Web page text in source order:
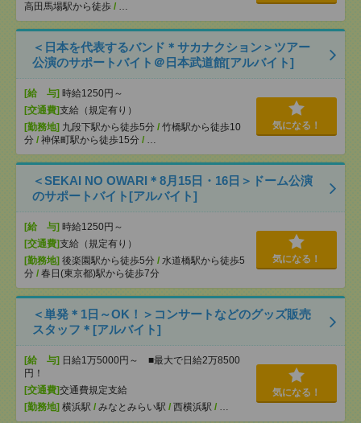
高田馬場駅から徒歩 / …
＜日本を代表するバンド＊サカナクション＞ツアー
公演のサポートバイト＠日本武道館[アルバイト]
[給 与] 時給1250円～
[交通費]支給（規定有り）
[勤務地] 九段下駅から徒歩5分 / 竹橋駅から徒歩10
分 / 神保町駅から徒歩15分 / …
気になる！
＜SEKAI NO OWARI＊8月15日・16日＞ドーム公演
のサポートバイト[アルバイト]
[給 与] 時給1250円～
[交通費]支給（規定有り）
[勤務地] 後楽園駅から徒歩5分 / 水道橋駅から徒歩5
分 / 春日(東京都)駅から徒歩7分
気になる！
＜単発＊1日～OK！＞コンサートなどのグッズ販売
スタッフ＊[アルバイト]
[給 与] 日給1万5000円～ ■最大で日給2万8500
円！
[交通費]交通費規定支給
[勤務地] 横浜駅 / みなとみらい駅 / 西横浜駅 / …
気になる！